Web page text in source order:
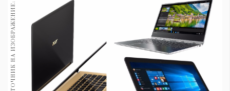
Книги 1188
30+
Гурме 1710
ИЗТОЧНИК НА ИЗОБРАЖЕНИЕ: